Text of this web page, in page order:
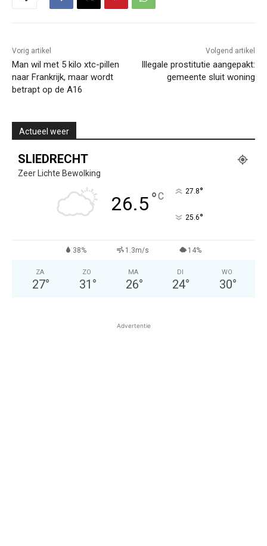
Vorig artikel
Man wil met 5 kilo xtc-pillen
naar Frankrijk, maar wordt
betrapt op de A16
Volgend artikel
Illegale prostitutie aangepakt:
gemeente sluit woning
Actueel weer
SLIEDRECHT
Zeer Lichte Bewolking
26.5°C 27.8°
25.6°
38% 1.3m/s 14%
ZA
27°
ZO
31 °
MA
26°
DI
24°
WO
30°
Advertentie